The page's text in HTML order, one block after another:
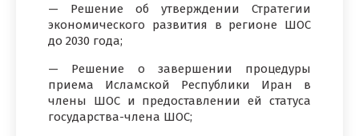
— Решение об утверждении Стратегии
экономического развития в регионе ШОС
до 2030 года;
— Решение о завершении процедуры
приема Ислам­ской Республики Иран в
члены ШОС и предостав­лении ей статуса
государства-члена ШОС;